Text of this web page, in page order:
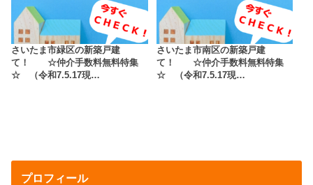
さいたま市緑区の新築戸建
て！ ☆仲介手数料無料特集
☆ （令和7.5.17現…
さいたま市南区の新築戸建
て！ ☆仲介手数料無料特集
☆ （令和7.5.17現…
プロフィール